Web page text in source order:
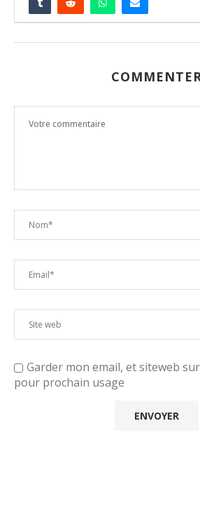
Garder mon email, et siteweb
pour prochain usage